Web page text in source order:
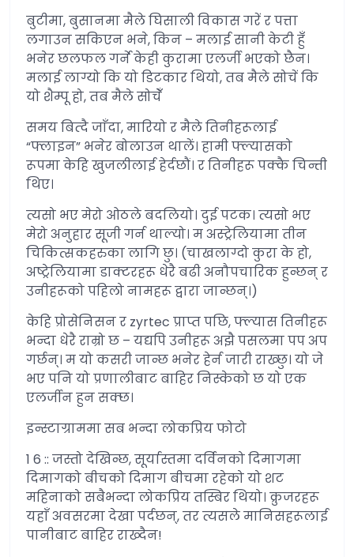
बुटीमा, बुसानमा मैले घिसाली विकास गरें र पत्ता
लगाउन सकिएन भने, किन – मलाई सानी केटी हुँ
भनेर छलफल गर्ने केही कुरामा एलर्जी भएको छैन।
मलाई लाग्यो कि यो डिटकार थियो, तब मैले सोचें कि
यो शैम्पू हो, तब मैले सोचेँ
समय बित्दै जाँदा, मारियो र मैले तिनीहरूलाई
“फ्लाइन” भनेर बोलाउन थालें। हामी फ्ल्यासको
रूपमा केहि खुजलीलाई हेर्दछौं। र तिनीहरू पक्कै चिन्ती
थिए।
त्यसो भए मेरो ओठले बदलियो। दुई पटक। त्यसो भए
मेरो अनुहार सूजी गर्न थाल्यो। म अस्ट्रेलियामा तीन
चिकित्सकहरुका लागि छु। (चाखलाग्दो कुरा के हो,
अष्ट्रेलियामा डाक्टरहरू धेरै बढी अनौपचारिक हुन्छन् र
उनीहरूको पहिलो नामहरू द्वारा जान्छन्।)
केहि प्रोसेनिसन र zyrtec प्राप्त पछि, फ्ल्यास तिनीहरू
भन्दा धेरै राम्रो छ – यद्यपि उनीहरू अझै पसलमा पप अप
गर्छन्। म यो कसरी जान्छ भनेर हेर्न जारी राख्छु। यो जे
भए पनि यो प्रणालीबाट बाहिर निस्केको छ यो एक
एलर्जीन हुन सक्छ।
इन्स्टाग्राममा सब भन्दा लोकप्रिय फोटो
1 6 :: जस्तो देखिन्छ, सूर्यास्तमा दर्विनको दिमागमा
दिमागको बीचको दिमाग बीचमा रहेको यो शट
महिनाको सबैभन्दा लोकप्रिय तस्बिर थियो। क्रुजरहरू
यहाँ अवसरमा देखा पर्दछन्, तर त्यसले मानिसहरूलाई
पानीबाट बाहिर राख्दैन!